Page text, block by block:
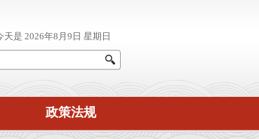
政策法规